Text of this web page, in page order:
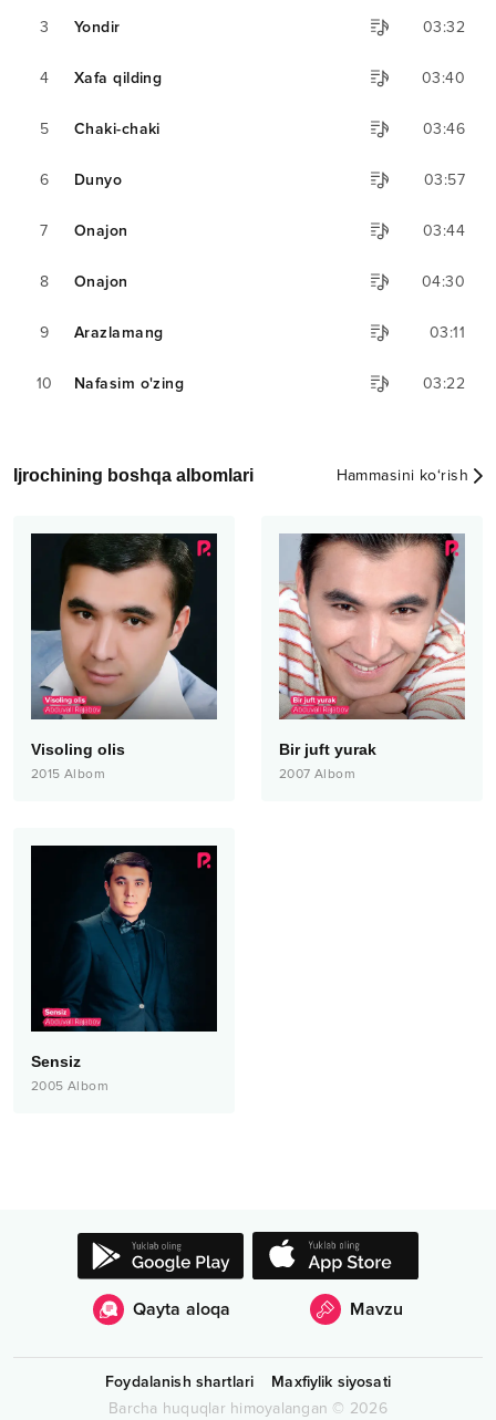
3 Yondir 03:32
4 Xafa qilding 03:40
5 Chaki-chaki 03:46
6 Dunyo 03:57
7 Onajon 03:44
8 Onajon 04:30
9 Arazlamang 03:11
10 Nafasim o'zing 03:22
Ijrochining boshqa albomlari Hammasini ko‘rish
Visoling olis
2015 Albom
Bir juft yurak
2007 Albom
Sensiz
2005 Albom
Qayta aloqa Mavzu
Foydalanish shartlari
Maxfiylik siyosati
Barcha huquqlar himoyalangan © 2026